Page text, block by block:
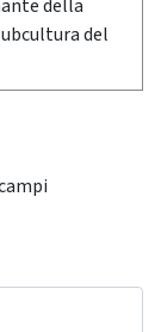
della
del